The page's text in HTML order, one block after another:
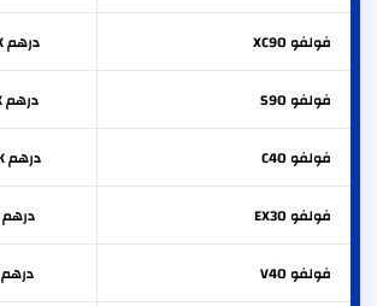
فولفوXC90 درهم 175K–194K
فولفوS90 درهم 80K–150K
فولفوC40 درهم 110K–120K
فولفوEX30 درهم 80K–80K
فولفوV40 درهم 25K–25K